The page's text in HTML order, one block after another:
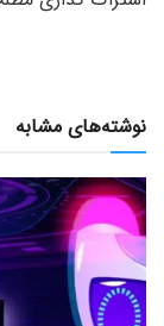
نوشته‌های مشابه